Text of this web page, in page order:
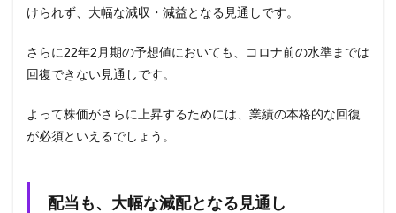
けられず、大幅な減収・減益となる見通しです。
さらに22年2月期の予想値においても、コロナ前の水準までは
回復できない見通しです。
よって株価がさらに上昇するためには、業績の本格的な回復
が必須といえるでしょう。
配当も、大幅な減配となる見通し